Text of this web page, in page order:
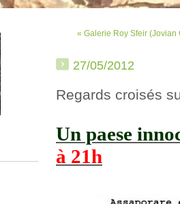
« Galerie Roy Sfeir (Jovian
27/05/2012
Regards croisés
Un paese
à 21h